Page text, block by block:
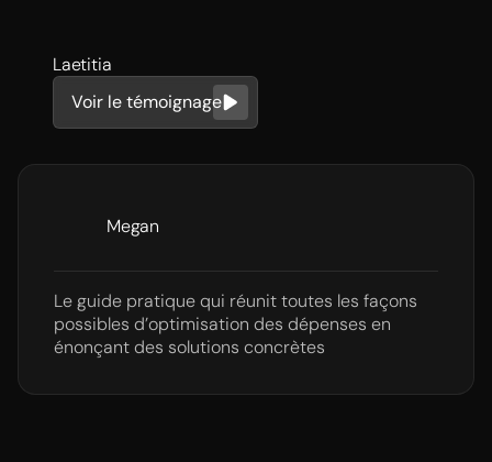
Laetitia
Voir le témoignage
Megan
Le guide pratique qui réunit toutes les façons
possibles d’optimisation des dépenses en
énonçant des solutions concrètes